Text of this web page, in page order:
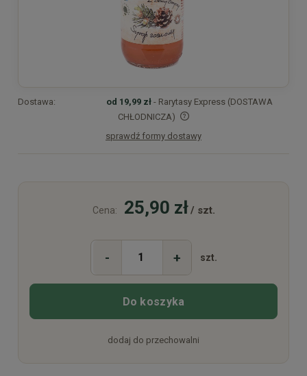
Dostawa: od 19,99 zł - Rarytasy Express (DOSTAWA
CHŁODNICZA)
Cena nie zawiera ewentualnych kosztów płatności
sprawdź formy dostawy
Cena: 25,90 zł/ szt.
- + szt.
Do koszyka
dodaj do przechowalni